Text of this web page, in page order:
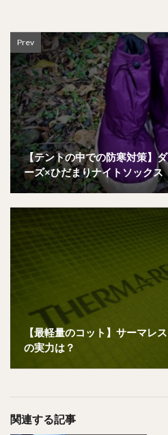
Prev
【テントの中での防寒対策】
ーズ×ひだまりナイトソックス
【最軽量のコット】サーマレ
の実力は？
関連する記事